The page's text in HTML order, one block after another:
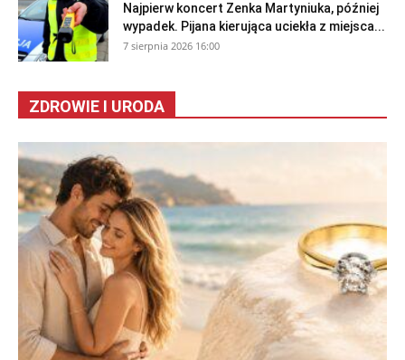
Najpierw koncert Zenka Martyniuka, później
wypadek. Pijana kierująca uciekła z miejsca...
7 sierpnia 2026 16:00
ZDROWIE I URODA